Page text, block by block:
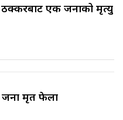
एक जनाको मृत्यु
जना मृत फेला